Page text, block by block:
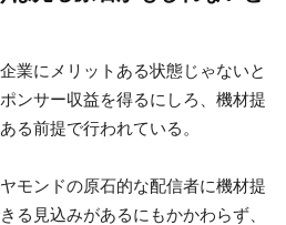
業にメリットある状態じゃないと
ンサー収益を得るにしろ、機材提
る前提で行われている。
モンドの原石的な配信者に機材提
る見込みがあるにもかかわらず、